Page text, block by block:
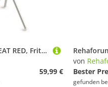
Sitzstock SPORTSEAT RED, Fritzgriff mit Handform, Dreibeinstock mit Sitzfläche, Sitzhöhe 54 cm, Gehhöhe 87 cm, inkl. Gummipuffer
59,99 €
von
Bester
gefunden